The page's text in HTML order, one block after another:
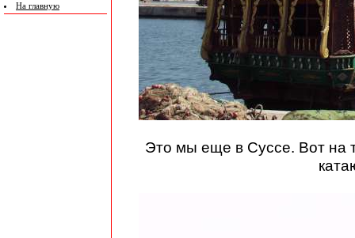
На главную
Это мы еще в Суссе. Вот на